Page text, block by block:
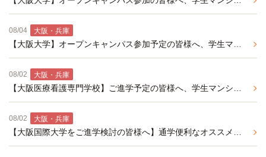
08/04 大阪・兵庫
08/02 大阪・兵庫
08/02 大阪・兵庫